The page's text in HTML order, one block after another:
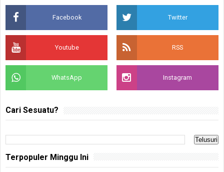
Facebook Twitter
Youtube RSS
WhatsApp Instagram
Cari Sesuatu?
Terpopuler Minggu Ini